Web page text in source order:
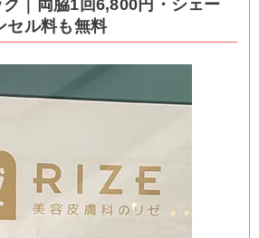
｜両脇1回6,800円・シェー
セル料も無料